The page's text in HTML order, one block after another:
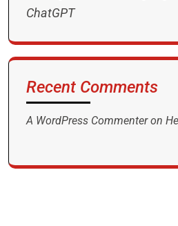
ChatGPT
Recent Comments
A WordPress Commenteron